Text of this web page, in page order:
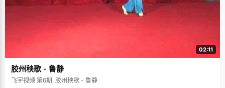
02:11
胶州秧歌 - 鲁静
飞宇视频 第6期, 胶州秧歌 - 鲁静